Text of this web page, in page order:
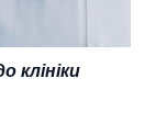
клініки